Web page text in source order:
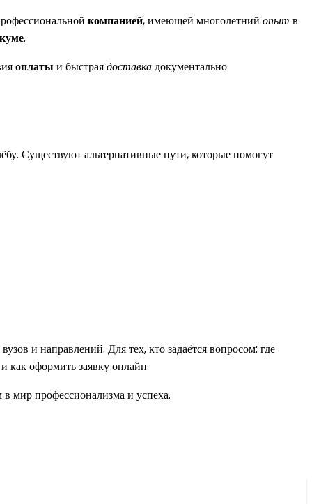
компанией, имеющей многолетний опыт в
.
оплаты и быстраядоставкадокументально
Существуют альтернативные пути, которые помогут
и направлений. Для тех, кто задаётся вопросом: где
как оформить заявку онлайн.
в мир профессионализма и успеха.